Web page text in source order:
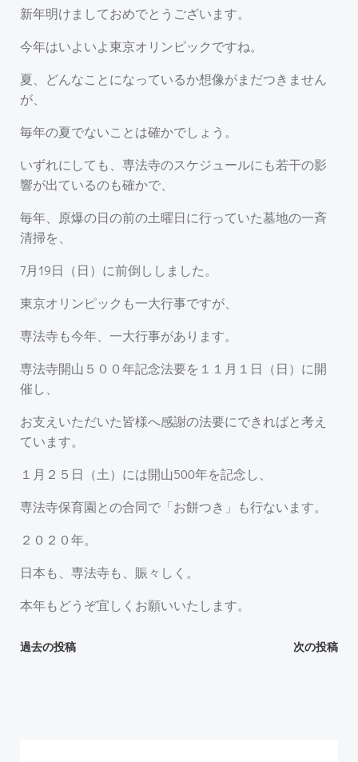
新年明けましておめでとうございます。
今年はいよいよ東京オリンピックですね。
夏、どんなことになっているか想像がまだつきません
が、
毎年の夏でないことは確かでしょう。
いずれにしても、専法寺のスケジュールにも若干の影
響が出ているのも確かで、
毎年、原爆の日の前の土曜日に行っていた墓地の一斉
清掃を、
7月19日（日）に前倒ししました。
東京オリンピックも一大行事ですが、
専法寺も今年、一大行事があります。
専法寺開山５００年記念法要を１１月１日（日）に開
催し、
お支えいただいた皆様へ感謝の法要にできればと考え
ています。
１月２５日（土）には開山500年を記念し、
専法寺保育園との合同で「お餅つき」も行ないます。
２０２０年。
日本も、専法寺も、賑々しく。
本年もどうぞ宜しくお願いいたします。
投
過去の投稿 次の投稿